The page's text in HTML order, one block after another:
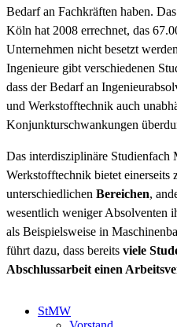
Bedarf an Fachkräften haben.
Köln hat 2008 errechnet, das
Unternehmen nicht besetzt
Ingenieure gibt verschiedenen
dass der Bedarf an
und Werkstofftechnik auch
Konjunkturschwankungen
Das interdisziplinäre Studienfach
Werkstofftechnik bietet einerseits
unterschiedlichen Bereichen,
wesentlich weniger Absolventen
als Beispielsweise in
führt dazu, dass bereits viele
Abschlussarbeit einen
StMW